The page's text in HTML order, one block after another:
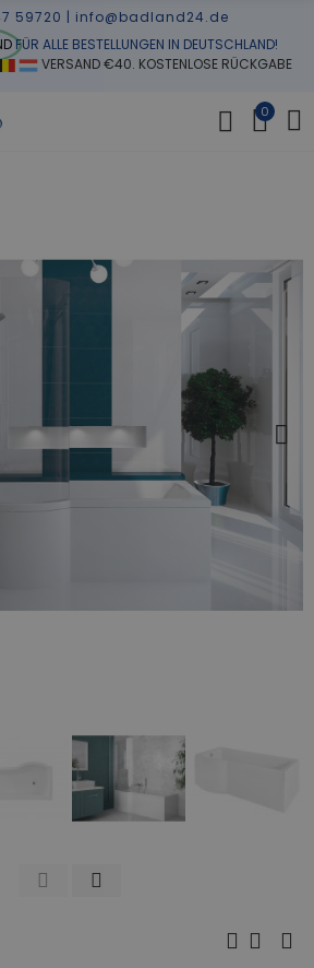
59720 | info@badland24.de
FÜR ALLE BESTELLUNGEN IN DEUTSCHLAND!
VERSAND €40. KOSTENLOSE RÜCKGABE
0